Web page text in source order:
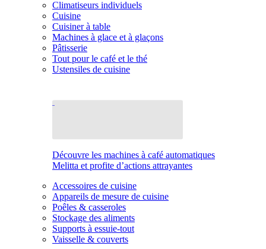
Climatiseurs individuels
Cuisine
Cuisiner à table
Machines à glace et à glaçons
Pâtisserie
Tout pour le café et le thé
Ustensiles de cuisine
Découvre les machines à café automatiques
Melitta et profite d’actions attrayantes
Accessoires de cuisine
Appareils de mesure de cuisine
Poêles & casseroles
Stockage des aliments
Supports à essuie-tout
Vaisselle & couverts